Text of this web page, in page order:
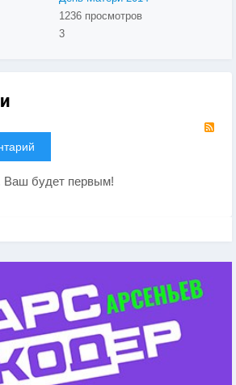
1236 просмотров
3
Ваш будет первым!